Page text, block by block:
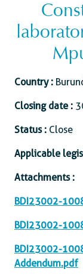
Country :
Closing date :
Status : Close
Applicable
Attachments :
BDI23002-
BDI23002-
BDI23002-
Addendum.pdf